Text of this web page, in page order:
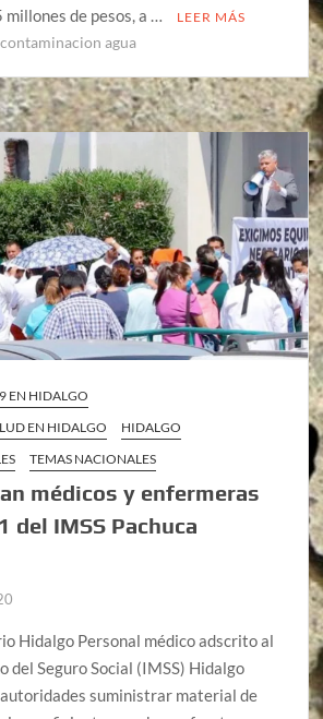
de pesos, a …
LEER MÁS
contaminacion agua
EN HIDALGO
EN HIDALGO
HIDALGO
TEMAS NACIONALES
médicos y enfermeras
del IMSS Pachuca
Hidalgo Personal médico adscrito al
Seguro Social (IMSS) Hidalgo
suministrar material de